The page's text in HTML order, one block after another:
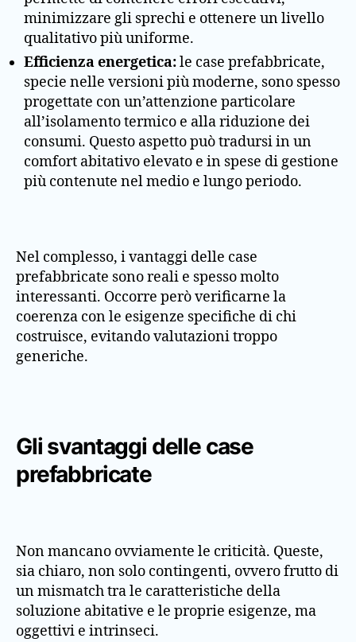
minimizzare gli sprechi e ottenere un livello
qualitativo più uniforme.
Efficienza energetica:le case prefabbricate,
specie nelle versioni più moderne, sono spesso
progettate con un’attenzione particolare
all’isolamento termico e alla riduzione dei
consumi. Questo aspetto può tradursi in un
comfort abitativo elevato e in spese di gestione
più contenute nel medio e lungo periodo.
Nel complesso, i vantaggi delle case
prefabbricate sono reali e spesso molto
interessanti. Occorre però verificarne la
coerenza con le esigenze specifiche di chi
costruisce, evitando valutazioni troppo
generiche.
Gli svantaggi delle case
prefabbricate
Non mancano ovviamente le criticità. Queste,
sia chiaro, non solo contingenti, ovvero frutto di
un mismatch tra le caratteristiche della
soluzione abitative e le proprie esigenze, ma
oggettivi e intrinseci.